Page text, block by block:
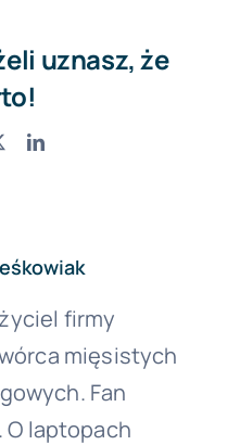
uznasz, że
LinkedIn
firmy
mięsistych
Fan
laptopach